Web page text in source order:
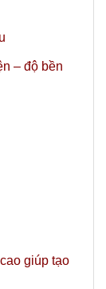
– độ bền
giúp tạo